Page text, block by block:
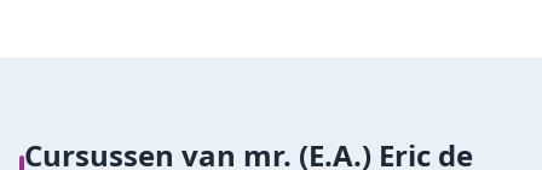
Cursussen van mr. (E.A.) Eric de